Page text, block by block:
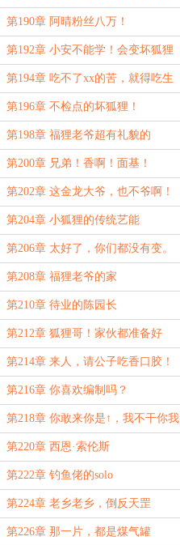
第190章 阿晴粉丝八万！
第192章 小安不能学！会变坏狐狸
的！
第194章 吃不了xx的苦，就得吃生
活的苦
第196章 不检点的坏狐狸！
第198章 福狸老爷超有礼貌的
第200章 兄弟！香啊！面基！
第202章 这金龙大爷，也不爷啊！
第204章 小狐狸的传统艺能
第206章 太好了，你们都没有变。
第208章 福狸老爷的家
第210章 待业的陈园长
第212章 狐狸哥！家伙都准备好
了！
第214章 来人，请公子吃香口胶！
第216章 你喜欢编制吗？
第218章 你敢来你是↑，我不干你我
是↓
第220章 西恩·索伦斯
第222章 钓鱼佬的solo
第224章 老乡老乡，倒反天罡
第226章 那一片，都是煤气罐